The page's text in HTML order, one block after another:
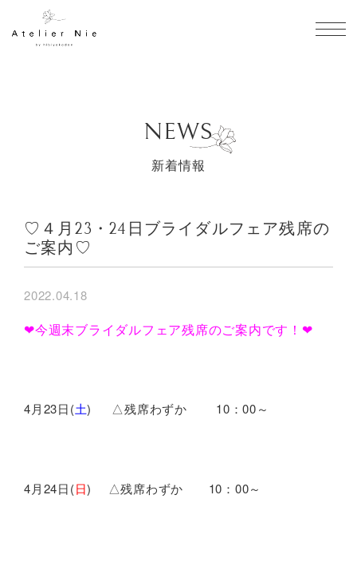
NEWS
新着情報
♡４月23・24日ブライダルフェア残席の
ご案内♡
2022.04.18
❤今週末ブライダルフェア残席のご案内です！❤
4月23日(土) △残席わずか 10：00～
4月24日(日) △残席わずか 10：00～